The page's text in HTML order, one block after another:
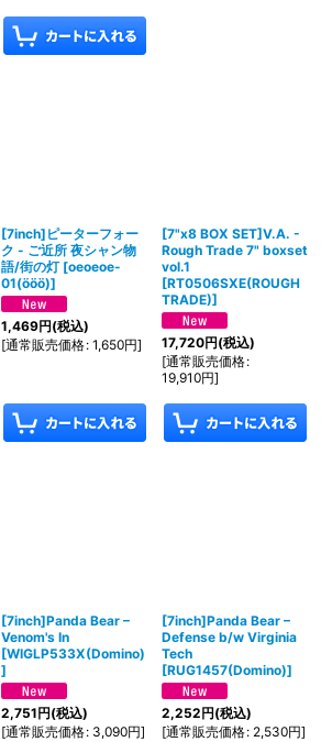
[7inch]ピーターフォー
ク - ご近所 夜シャン物
語/街の灯 [oeoeoe-
01(ööö)]
1,469円(税込)
[通常販売価格: 1,650円]
[7"x8 BOX SET]V.A. -
Rough Trade 7" boxset
vol.1
[RT0506SXE(ROUGH
TRADE)]
17,720円(税込)
[通常販売価格:
19,910円]
[7inch]Panda Bear –
Venom's In
[WIGLP533X(Domino)
]
2,751円(税込)
[通常販売価格: 3,090円]
[7inch]Panda Bear –
Defense b/w Virginia
Tech
[RUG1457(Domino)]
2,252円(税込)
[通常販売価格: 2,530円]